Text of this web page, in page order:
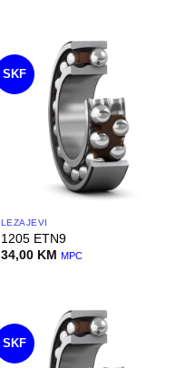
SKF
LEŽAJEVI
1205 ETN9
34,00 KM MPC
SKF